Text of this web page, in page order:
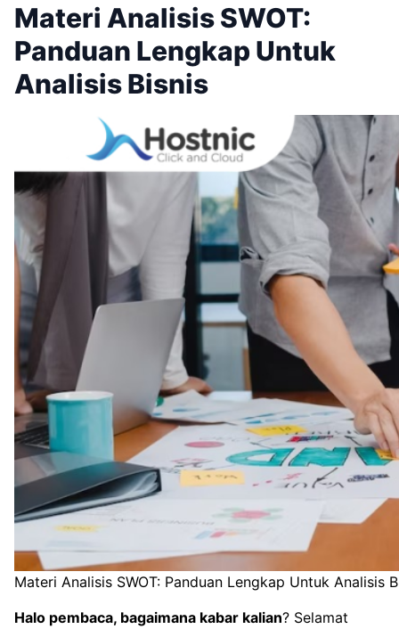
Materi Analisis SWOT:
Panduan Lengkap Untuk
Analisis Bisnis
Materi Analisis SWOT: Panduan Lengkap Untuk Analisis
Halo pembaca, bagaimana kabar kalian? Selamat